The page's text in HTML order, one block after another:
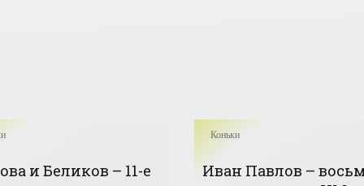
и Беликов – 11-е
Коньки
Иван Павлов –